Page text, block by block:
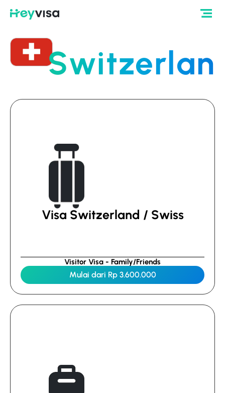
Visa Switzerland / Swiss
Visitor Visa - Family/Friends
Mulai dari Rp 3.600.000